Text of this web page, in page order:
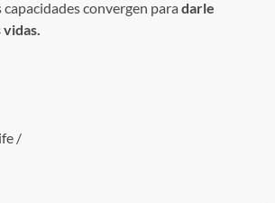
convergen para darle
/